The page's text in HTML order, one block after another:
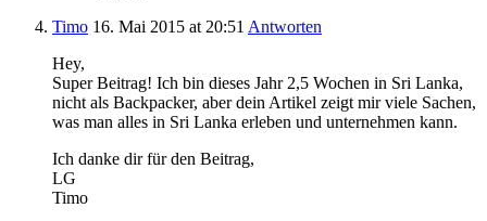
Timo 16. Mai 2015 at 20:51 Antworten
Hey,
Super Beitrag! Ich bin dieses Jahr 2,5 Wochen in Sri Lanka,
nicht als Backpacker, aber dein Artikel zeigt mir viele Sachen,
was man alles in Sri Lanka erleben und unternehmen kann.
Ich danke dir für den Beitrag,
LG
Timo